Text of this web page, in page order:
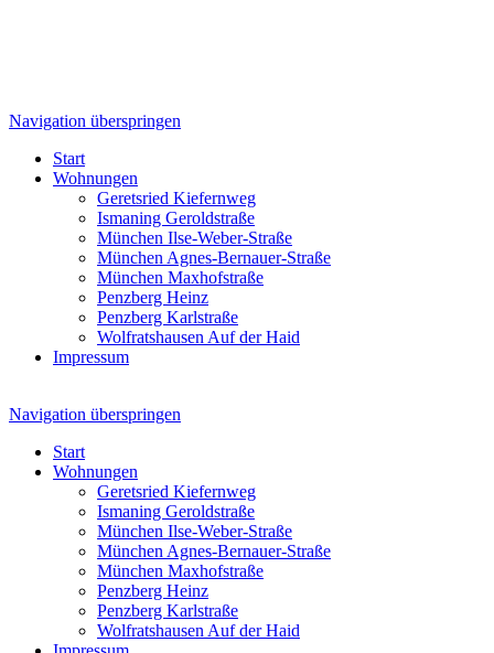
Navigation überspringen
Start
Wohnungen
Geretsried Kiefernweg
Ismaning Geroldstraße
München Ilse-Weber-Straße
München Agnes-Bernauer-Straße
München Maxhofstraße
Penzberg Heinz
Penzberg Karlstraße
Wolfratshausen Auf der Haid
Impressum
Navigation überspringen
Start
Wohnungen
Geretsried Kiefernweg
Ismaning Geroldstraße
München Ilse-Weber-Straße
München Agnes-Bernauer-Straße
München Maxhofstraße
Penzberg Heinz
Penzberg Karlstraße
Wolfratshausen Auf der Haid